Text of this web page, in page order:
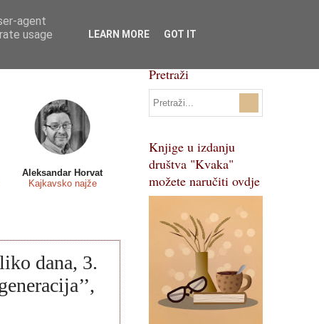
Svi natječaji
Pojmovnik
Aleksandar Horvat
Kajkavsko najže
dana, 3.
Pretraži
Knjige u izdanju
društva "Kvaka"
možete naručiti ovdje
agent
usage
LEARN MORE GOT IT